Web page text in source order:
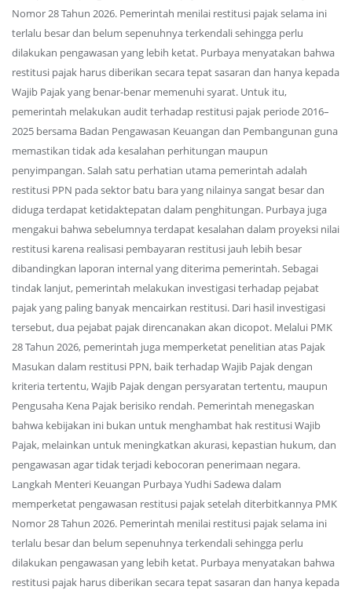
Nomor 28 Tahun 2026. Pemerintah menilai restitusi pajak selama ini
terlalu besar dan belum sepenuhnya terkendali sehingga perlu
dilakukan pengawasan yang lebih ketat. Purbaya menyatakan bahwa
restitusi pajak harus diberikan secara tepat sasaran dan hanya kepada
Wajib Pajak yang benar-benar memenuhi syarat. Untuk itu,
pemerintah melakukan audit terhadap restitusi pajak periode 2016–
2025 bersama Badan Pengawasan Keuangan dan Pembangunan guna
memastikan tidak ada kesalahan perhitungan maupun
penyimpangan. Salah satu perhatian utama pemerintah adalah
restitusi PPN pada sektor batu bara yang nilainya sangat besar dan
diduga terdapat ketidaktepatan dalam penghitungan. Purbaya juga
mengakui bahwa sebelumnya terdapat kesalahan dalam proyeksi nilai
restitusi karena realisasi pembayaran restitusi jauh lebih besar
dibandingkan laporan internal yang diterima pemerintah. Sebagai
tindak lanjut, pemerintah melakukan investigasi terhadap pejabat
pajak yang paling banyak mencairkan restitusi. Dari hasil investigasi
tersebut, dua pejabat pajak direncanakan akan dicopot. Melalui PMK
28 Tahun 2026, pemerintah juga memperketat penelitian atas Pajak
Masukan dalam restitusi PPN, baik terhadap Wajib Pajak dengan
kriteria tertentu, Wajib Pajak dengan persyaratan tertentu, maupun
Pengusaha Kena Pajak berisiko rendah. Pemerintah menegaskan
bahwa kebijakan ini bukan untuk menghambat hak restitusi Wajib
Pajak, melainkan untuk meningkatkan akurasi, kepastian hukum, dan
pengawasan agar tidak terjadi kebocoran penerimaan negara.
Langkah Menteri Keuangan Purbaya Yudhi Sadewa dalam
memperketat pengawasan restitusi pajak setelah diterbitkannya PMK
Nomor 28 Tahun 2026. Pemerintah menilai restitusi pajak selama ini
terlalu besar dan belum sepenuhnya terkendali sehingga perlu
dilakukan pengawasan yang lebih ketat. Purbaya menyatakan bahwa
restitusi pajak harus diberikan secara tepat sasaran dan hanya kepada